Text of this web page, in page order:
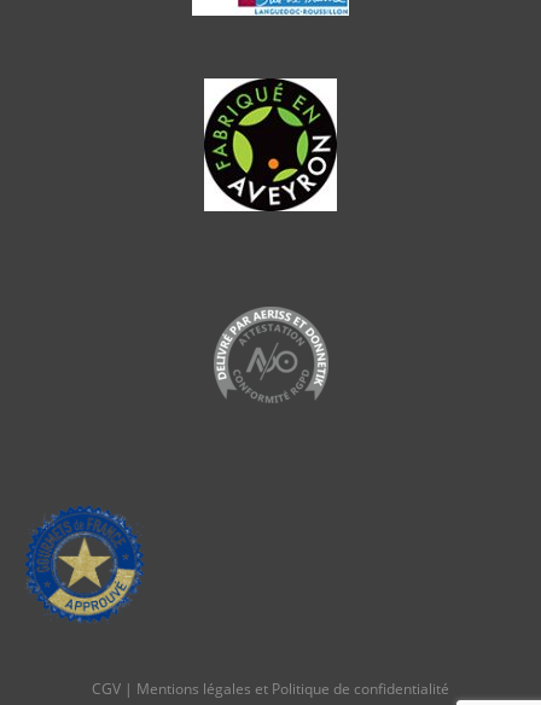
CGV | Mentions légales et Politique de confidentialité